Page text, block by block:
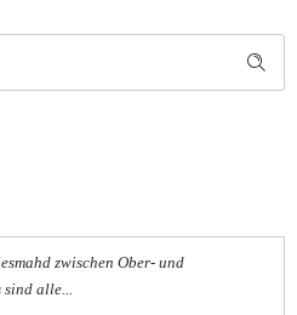
zwischen Ober- und
alle...